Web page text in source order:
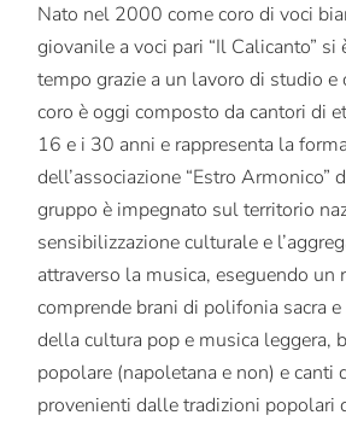
Nato nel 2000 come coro di voci
giovanile a voci pari “Il Calicanto”
tempo grazie a un lavoro di studio e
coro è oggi composto da cantori di
16 e i 30 anni e rappresenta la
dell’associazione “Estro Armonico”
gruppo è impegnato sul territorio
sensibilizzazione culturale e
attraverso la musica, eseguendo un
comprende brani di polifonia sacra
della cultura pop e musica leggera,
popolare (napoletana e non) e canti
provenienti dalle tradizioni